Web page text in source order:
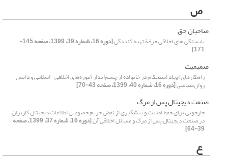
ص
صاحبان حق
بایستگی ‏های اخلاقی حرفۀ تهیه کنندگی [دوره 16، شماره 39، 1399، صفحه 145-
171]
صمیمیت
راهکارهای ایجاد استحکام در خانواده از چشم‌انداز آموزه‌های اخلاقی- اسلامی و دانش
روان‌شناسی[دوره 16، شماره 40، 1399، صفحه 43-70]
صنعت دیجیتال پس از مرگ
چارچوبی برای حفظ امنیت و پیشگیری از نقض حریم خصوصی اطلاعات دیجیتال کاربران
در صنعت دیجیتال پس از مرگ و مسائل اخلاقی آن [دوره 16، شماره 37، 1399، صفحه
39-64]
ع